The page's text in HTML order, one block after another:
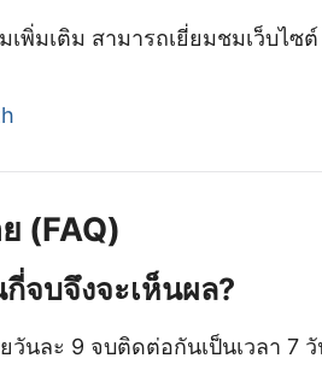
พิ่มเติม สามารถเยี่ยมชมเว็บไซต์
(FAQ)
จบจึงจะเห็นผล?
วันละ 9 จบติดต่อกันเป็นเวลา 7